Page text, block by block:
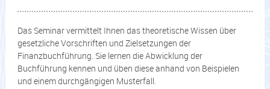
Das Seminar vermittelt Ihnen das theoretische Wissen über
gesetzliche Vorschriften und Zielsetzungen der
Finanzbuchführung. Sie lernen die Abwicklung der
Buchführung kennen und üben diese anhand von Beispielen
und einem durchgängigen Musterfall.